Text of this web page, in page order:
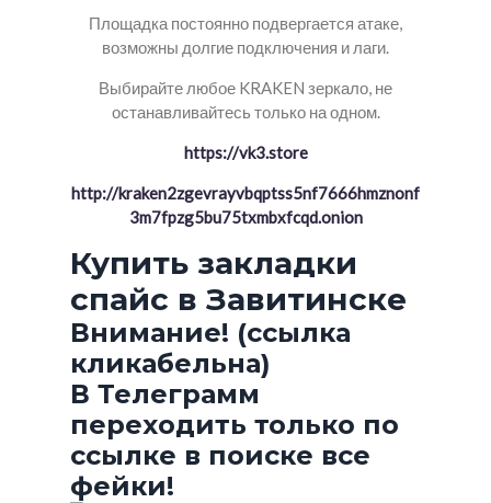
Площадка постоянно подвергается атаке,
возможны долгие подключения и лаги.
Выбирайте любое KRAKEN зеркало, не
останавливайтесь только на одном.
https://vk3.store
http://kraken2zgevrayvbqptss5nf7666hmznonf
3m7fpzg5bu75txmbxfcqd.onion
Купить закладки
спайс в Завитинске
Внимание! (ссылка
кликабельна)
В Телеграмм
переходить только по
ссылке в поиске все
фейки!